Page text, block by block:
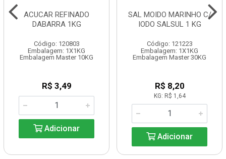
ACUCAR REFINADO
DABARRA 1KG
Código: 120803
Embalagem: 1X1KG
Embalagem Master 10KG
R$ 3,49
Adicionar
SAL MOIDO MARINHO C/
IODO SALSUL 1 KG
Código: 121223
Embalagem: 1X1KG
Embalagem Master 30KG
R$ 8,20
KG: R$ 1,64
Adicionar